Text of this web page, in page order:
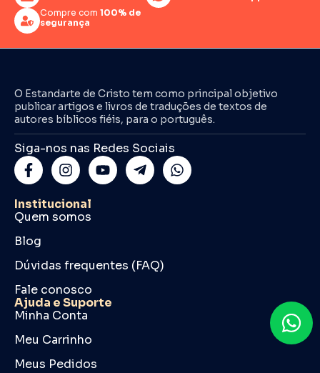
Compre com 100% de
segurança
O Estandarte de Cristo tem como principal objetivo
publicar artigos e livros de traduções de textos de
autores bíblicos fiéis, para o português.
Siga-nos nas Redes Sociais
Institucional
Quem somos
Blog
Dúvidas frequentes (FAQ)
Fale conosco
Ajuda e Suporte
Minha Conta
Meu Carrinho
Meus Pedidos